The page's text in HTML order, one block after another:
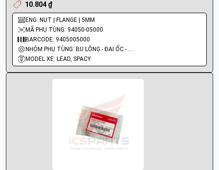
10.804 ₫
ENG: NUT | FLANGE | 5MM
MÃ PHỤ TÙNG: 94050-05000
BARCODE: 9405005000
NHÓM PHỤ TÙNG: BU LÔNG - ĐAI ỐC - VÍT
MODEL XE: LEAD, SPACY